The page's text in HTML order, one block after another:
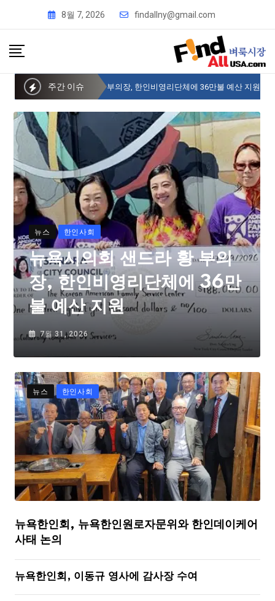
8월 7, 2026 findallny@gmail.com
주간 이슈
뉴욕시의회 샌드라 황 부의장, 한인비영리단체에 36만불 예산 지원
뉴스 한인사회
뉴욕시의회 샌드라 황 부의
장, 한인비영리단체에 36만
불 예산 지원
7월 31, 2026
뉴스 한인사회
뉴욕한인회, 뉴욕한인원로자문위와 한인데이케어
사태 논의
뉴욕한인회, 이동규 영사에 감사장 수여